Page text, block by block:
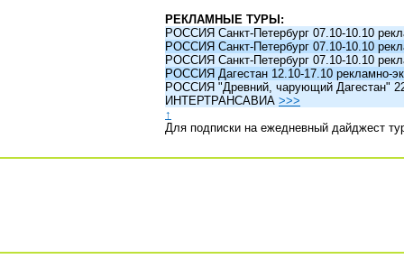
РЕКЛАМНЫЕ ТУРЫ:
РОССИЯ Санкт-Петербург 07.10-10.10
РОССИЯ Санкт-Петербург 07.10-10.10
РОССИЯ Санкт-Петербург 07.10-10.10
РОССИЯ Дагестан 12.10-17.10 рекламно-
РОССИЯ "Древний, чарующий Дагестан"
ИНТЕРТРАНСАВИА >>>
↑
Для подписки на ежедневный дайджест